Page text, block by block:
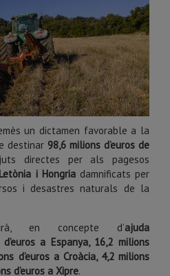
un dictamen favorable a la
destinar 98,6 milions d’euros de
directes per als pagesos
i Hongriadamnificats per
i desastres naturals de la
en concepte d’ajuda
a Espanya, 16,2 milions
d’euros a Croàcia, 4,2 milions
d’euros a Xipre.